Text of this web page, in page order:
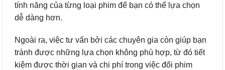
tính năng của từng loại phim để bạn có thể lựa chọn
dễ dàng hơn.
Ngoài ra, việc tư vấn bởi các chuyên gia còn giúp bạn
tránh được những lựa chọn không phù hợp, từ đó tiết
kiệm được thời gian và chi phí trong việc đổi phim